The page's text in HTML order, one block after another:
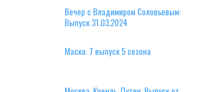
Вечер с Владимиром Соловьевым:
Выпуск 31.03.2024
Маска: 7 выпуск 5 сезона